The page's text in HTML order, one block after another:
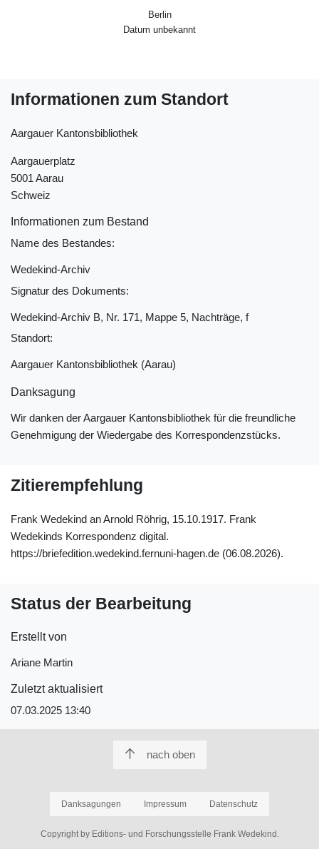
Berlin
Datum unbekannt
Informationen zum Standort
Aargauer Kantonsbibliothek
Aargauerplatz
5001 Aarau
Schweiz
Informationen zum Bestand
Name des Bestandes:
Wedekind-Archiv
Signatur des Dokuments:
Wedekind-Archiv B, Nr. 171, Mappe 5, Nachträge, f
Standort:
Aargauer Kantonsbibliothek (Aarau)
Danksagung
Wir danken der Aargauer Kantonsbibliothek für die freundliche
Genehmigung der Wiedergabe des Korrespondenzstücks.
Zitierempfehlung
Frank Wedekind an Arnold Röhrig, 15.10.1917. Frank
Wedekinds Korrespondenz digital.
https://briefedition.wedekind.fernuni-hagen.de (06.08.2026).
Status der Bearbeitung
Erstellt von
Ariane Martin
Zuletzt aktualisiert
07.03.2025 13:40
nach oben
Danksagungen Impressum Datenschutz
Copyright by Editions- und Forschungsstelle Frank Wedekind.